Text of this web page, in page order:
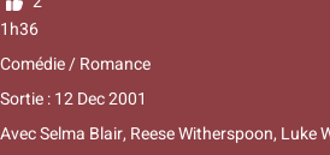
1h36
Comédie / Romance
Sortie : 12 Dec 2001
AvecSelma Blair, Reese Witherspoon, Luke